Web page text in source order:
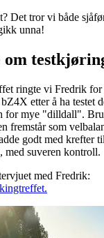
Det tror vi både
unna!
ringte vi Fredrik
etter å ha testet
for mye "dilldall".
fremstår som
godt med krefter
med suveren kontroll.
med Fredrik: